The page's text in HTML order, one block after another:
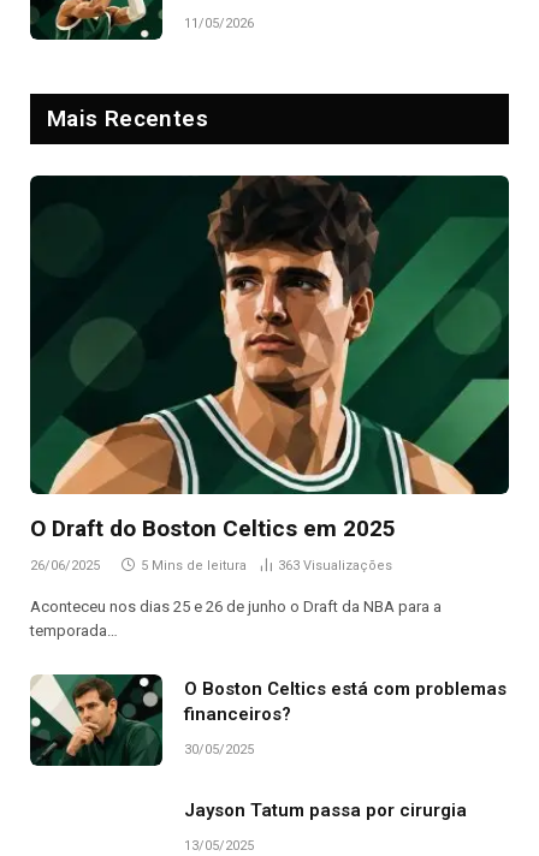
11/05/2026
Mais Recentes
O Draft do Boston Celtics em 2025
26/06/2025 5 Mins de leitura 363 Visualizações
Aconteceu nos dias 25 e 26 de junho o Draft da NBA para a
temporada…
O Boston Celtics está com problemas
financeiros?
30/05/2025
Jayson Tatum passa por cirurgia
13/05/2025